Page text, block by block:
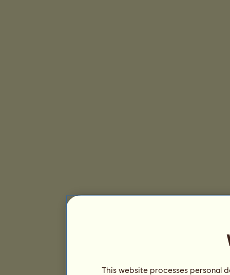
This website processes personal